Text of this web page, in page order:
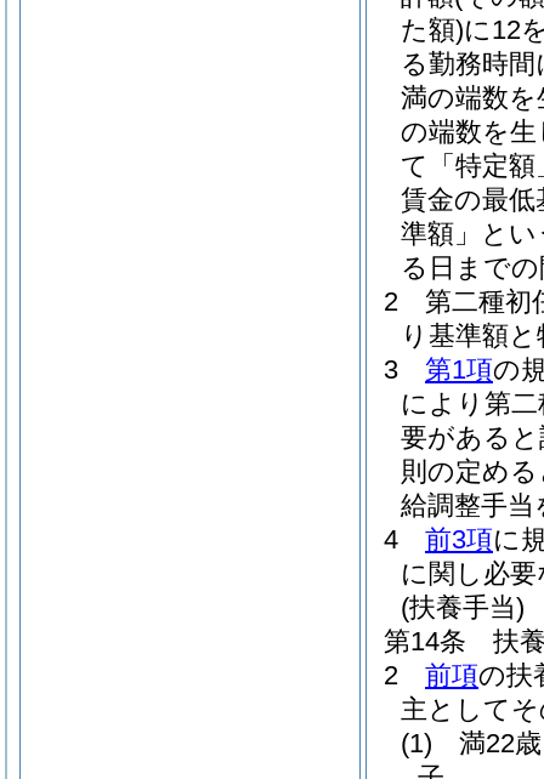
た額)に12
る勤務時
満の端数
の端数を
て「特定
賃金の最
準額」とい
る日まで
2
第二種初
り基準額
3
第1項の
により第
要がある
則の定め
給調整手
4
前3項に
に関し必
(扶養手当)
第14条
扶
2
前項の扶
主として
(1)
満22